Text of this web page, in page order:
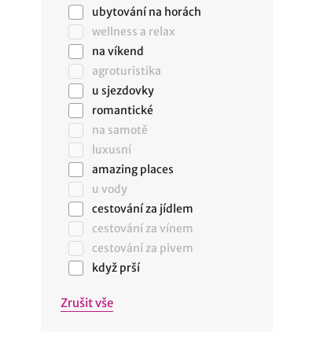
ubytování na horách
wellness a relax
na víkend
agroturistika
u sjezdovky
romantické
na samotě
luxusní
amazing places
u vody
cestování za jídlem
cestování za vínem
cestování za pivem
když prší
Zrušit vše